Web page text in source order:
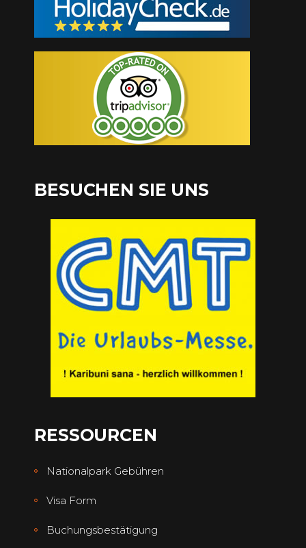
BESUCHEN SIE UNS
RESSOURCEN
Nationalpark Gebühren
Visa Form
Buchungsbestätigung